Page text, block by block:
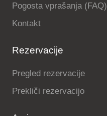
Pogosta vprašanja (FAQ)
Kontakt
Rezervacije
Pregled rezervacije
Prekliči rezervacijo